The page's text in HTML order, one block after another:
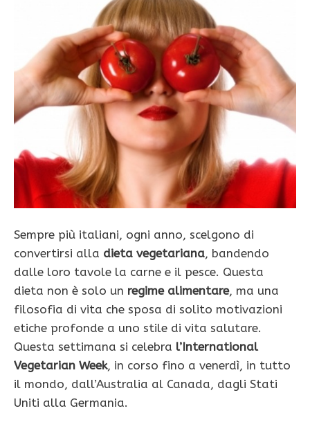
Sempre più italiani, ogni anno, scelgono di
convertirsi alla dieta vegetariana, bandendo
dalle loro tavole la carne e il pesce. Questa
dieta non è solo un regime alimentare, ma una
filosofia di vita che sposa di solito motivazioni
etiche profonde a uno stile di vita salutare.
Questa settimana si celebra l’International
Vegetarian Week, in corso fino a venerdì, in tutto
il mondo, dall’Australia al Canada, dagli Stati
Uniti alla Germania.